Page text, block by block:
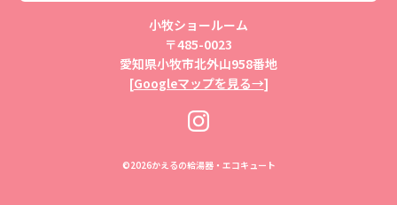
小牧ショールーム
〒485-0023
愛知県小牧市北外山958番地
[Googleマップを見る→]
©2026かえるの給湯器・エコキュート